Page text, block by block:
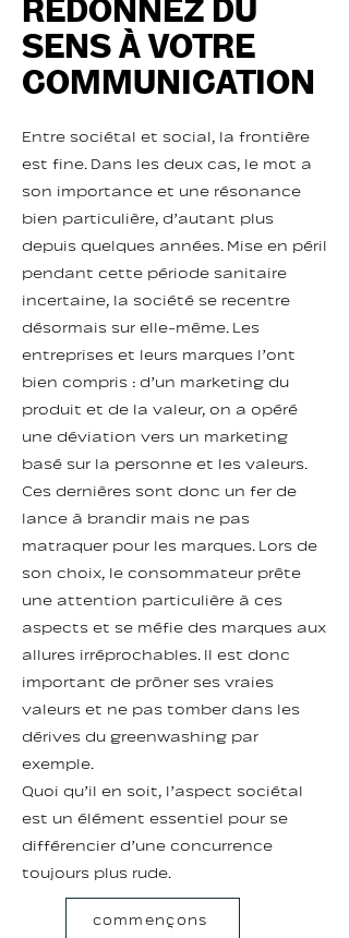
SENS À VOTRE
COMMUNICATION
Entre sociétal et social, la frontière
est fine. Dans les deux cas, le mot a
son importance et une résonance
bien particulière, d’autant plus
depuis quelques années. Mise en péril
pendant cette période sanitaire
incertaine, la société se recentre
désormais sur elle-même. Les
entreprises et leurs marques l’ont
bien compris : d’un marketing du
produit et de la valeur, on a opéré
une déviation vers un marketing
basé sur la personne et les valeurs.
Ces dernières sont donc un fer de
lance à brandir mais ne pas
matraquer pour les marques. Lors de
son choix, le consommateur prête
une attention particulière à ces
aspects et se méfie des marques aux
allures irréprochables. Il est donc
important de prôner ses vraies
valeurs et ne pas tomber dans les
dérives du greenwashing par
exemple.
Quoi qu’il en soit, l’aspect sociétal
est un élément essentiel pour se
différencier d’une concurrence
toujours plus rude.
commençons